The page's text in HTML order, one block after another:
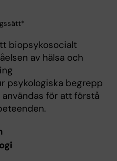
biopsykosocialt
av hälsa och
psykologiska begrepp
för att förstå